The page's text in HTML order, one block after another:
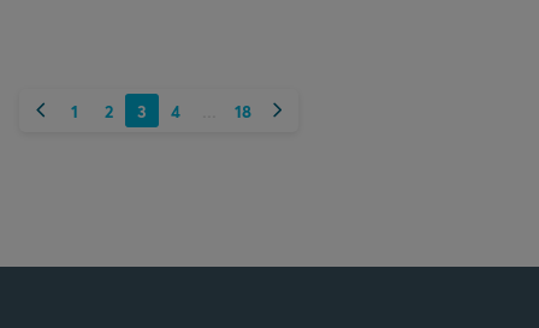
Précédent
1 2 3 4 18 Suivant